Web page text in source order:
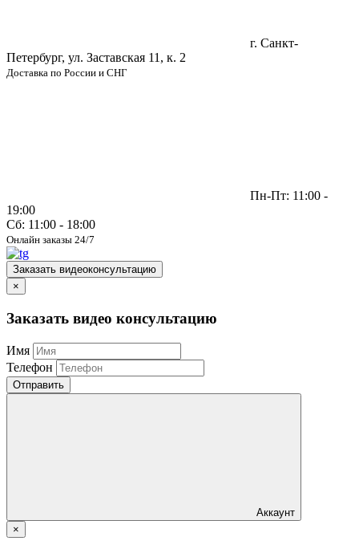
г. Санкт-
Петербург, ул. Заставская 11, к. 2
Доставка по России и СНГ
Пн-Пт: 11:00 -
19:00
Сб: 11:00 - 18:00
Онлайн заказы 24/7
Заказать видеоконсультацию
×
Заказать видео консультацию
Имя
Телефон
Отправить
Аккаунт
×